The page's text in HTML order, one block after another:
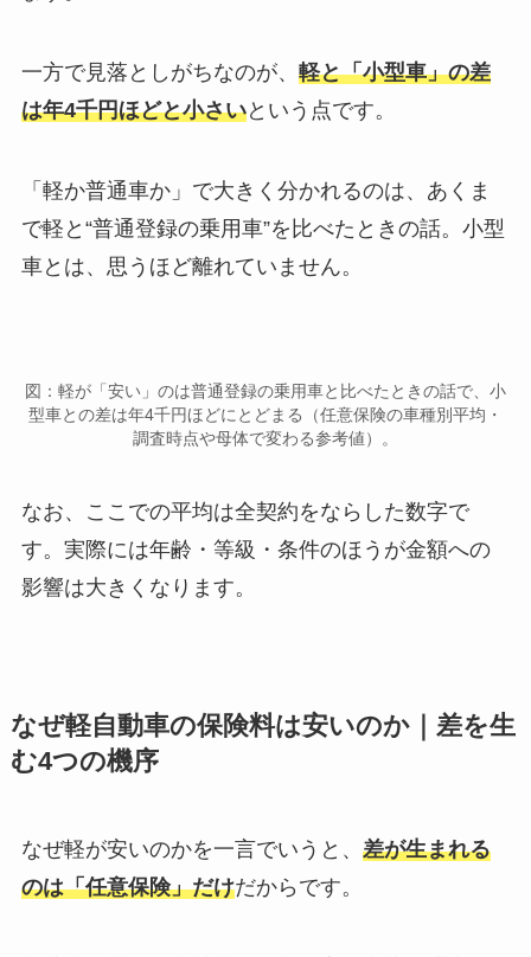
一方で見落としがちなのが、 軽と「小型車」の差
は年4千円ほどと小さいという点です。
「軽か普通車か」で大きく分かれるのは、あくま
で軽と“普通登録の乗用車”を比べたときの話。小型
車とは、思うほど離れていません。
図：軽が「安い」のは普通登録の乗用車と比べたときの話で、小
型車との差は年4千円ほどにとどまる（任意保険の車種別平均・
調査時点や母体で変わる参考値）。
なお、ここでの平均は全契約をならした数字で
す。実際には年齢・等級・条件のほうが金額への
影響は大きくなります。
なぜ軽自動車の保険料は安いのか｜差を生
む4つの機序
なぜ軽が安いのかを一言でいうと、 差が生まれる
のは「任意保険」だけだからです。